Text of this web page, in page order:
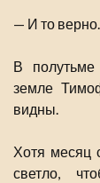
— И то верно.
В
земле
видны.
Хотя месяц
светло,